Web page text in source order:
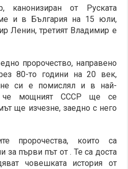
канонизиран от Руската
и в България на 15 юли,
Ленин, третият Владимир е
пророчество, направено
80-то години на 20 век,
не си е помислял и в най-
че мощният СССР ще се
ще изчезне, заедно с него
пророчества, които са
за първи път от . Те са доста
човешката история от